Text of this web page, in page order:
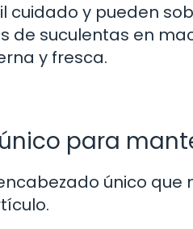
cuidado y pueden
de suculentas en
y fresca.
para
único que